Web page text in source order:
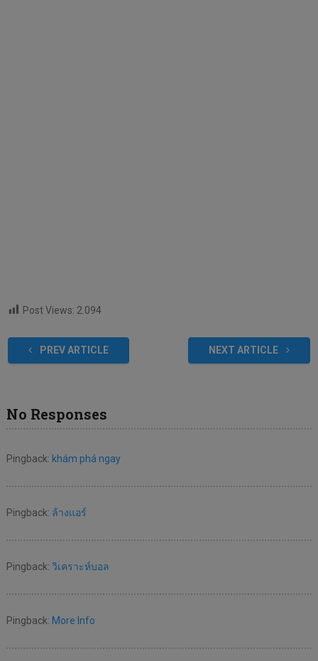
Post Views: 2.094
PREV ARTICLE NEXT ARTICLE
No Responses
Pingback: khám phá ngay
Pingback: ล้างแอร์
Pingback: วิเคราะห์บอล
Pingback: More Info